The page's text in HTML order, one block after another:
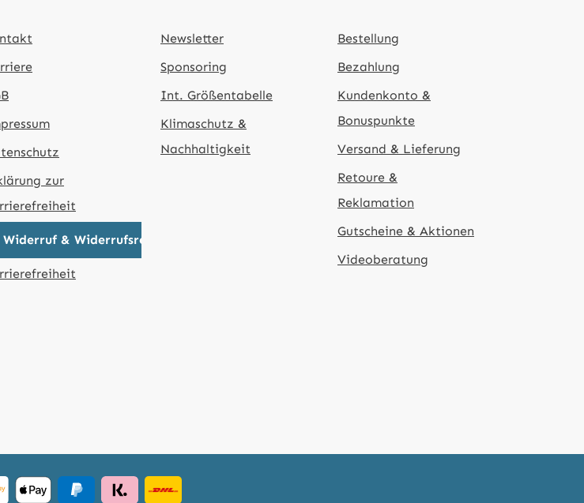
zur
Widerruf & Widerrufsrecht
Newsletter
Sponsoring
Int. Größentabelle
Klimaschutz &
Nachhaltigkeit
Bestellung
Bezahlung
Kundenkonto &
Bonuspunkte
Versand & Lieferung
Retoure &
Reklamation
Gutscheine & Aktionen
Videoberatung